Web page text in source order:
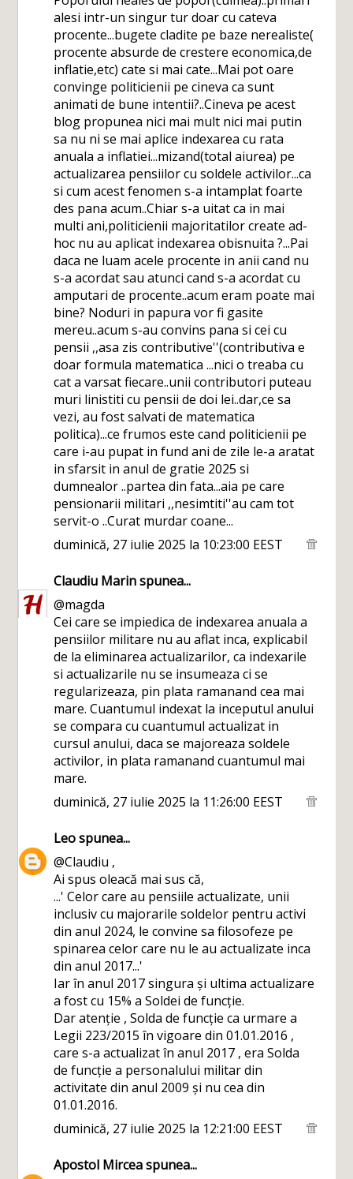
alesi intr-un singur tur doar cu cateva
procente...bugete cladite pe baze nerealiste(
procente absurde de crestere economica,de
inflatie,etc) cate si mai cate...Mai pot oare
convinge politicienii pe cineva ca sunt
animati de bune intentii?..Cineva pe acest
blog propunea nici mai mult nici mai putin
sa nu ni se mai aplice indexarea cu rata
anuala a inflatiei...mizand(total aiurea) pe
actualizarea pensiilor cu soldele activilor...ca
si cum acest fenomen s-a intamplat foarte
des pana acum..Chiar s-a uitat ca in mai
multi ani,politicienii majoritatilor create ad-
hoc nu au aplicat indexarea obisnuita ?...Pai
daca ne luam acele procente in anii cand nu
s-a acordat sau atunci cand s-a acordat cu
amputari de procente..acum eram poate mai
bine? Noduri in papura vor fi gasite
mereu..acum s-au convins pana si cei cu
pensii ,,asa zis contributive''(contributiva e
doar formula matematica ...nici o treaba cu
cat a varsat fiecare..unii contributori puteau
muri linistiti cu pensii de doi lei..dar,ce sa
vezi, au fost salvati de matematica
politica)...ce frumos este cand politicienii pe
care i-au pupat in fund ani de zile le-a aratat
in sfarsit in anul de gratie 2025 si
dumnealor ..partea din fata...aia pe care
pensionarii militari ,,nesimtiti''au cam tot
servit-o ..Curat murdar coane...
duminică, 27 iulie 2025 la 10:23:00 EEST
Claudiu Marinspunea...
@magda
Cei care se impiedica de indexarea anuala a
pensiilor militare nu au aflat inca, explicabil
de la eliminarea actualizarilor, ca indexarile
si actualizarile nu se insumeaza ci se
regularizeaza, pin plata ramanand cea mai
mare. Cuantumul indexat la inceputul anului
se compara cu cuantumul actualizat in
cursul anului, daca se majoreaza soldele
activilor, in plata ramanand cuantumul mai
mare.
duminică, 27 iulie 2025 la 11:26:00 EEST
Leospunea...
@Claudiu ,
Ai spus oleacă mai sus că,
...' Celor care au pensiile actualizate, unii
inclusiv cu majorarile soldelor pentru activi
din anul 2024, le convine sa filosofeze pe
spinarea celor care nu le au actualizate inca
din anul 2017...'
Iar în anul 2017 singura și ultima actualizare
a fost cu 15% a Soldei de funcție.
Dar atenție , Solda de funcție ca urmare a
Legii 223/2015 în vigoare din 01.01.2016 ,
care s-a actualizat în anul 2017 , era Solda
de funcție a personalului militar din
activitate din anul 2009 și nu cea din
01.01.2016.
duminică, 27 iulie 2025 la 12:21:00 EEST
Apostol Mirceaspunea...